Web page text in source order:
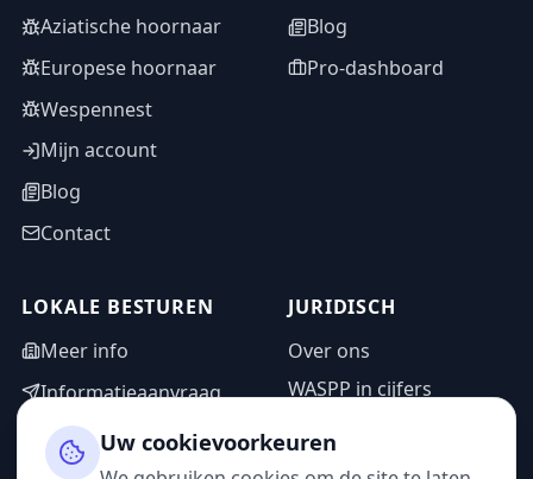
Aziatische hoornaar
Europese hoornaar
Wespennest
Mijn account
Blog
Contact
Blog
Pro-dashboard
LOKALE BESTUREN
Meer info
Informatieaanvraag
Adminzone
JURIDISCH
Over ons
WASPP in cijfers
Privacybeleid
Uw cookievoorkeuren